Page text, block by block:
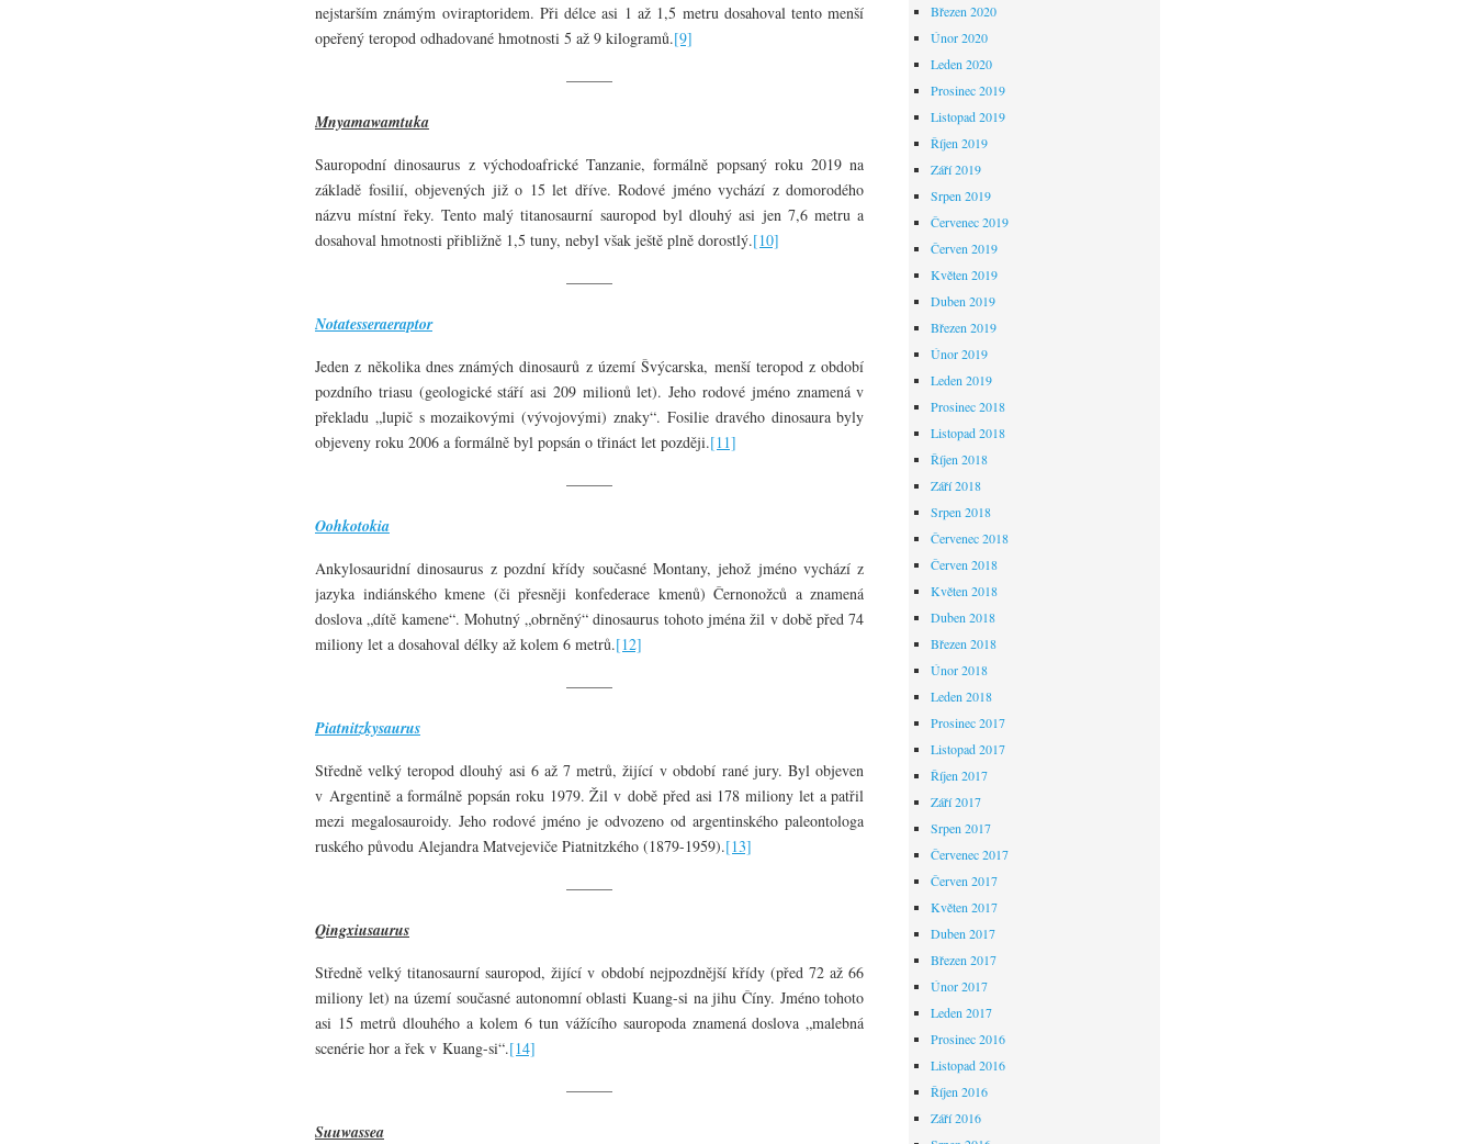
nejstarším známým oviraptoridem. Při délce asi 1 až 1,5 metru dosahoval tento menší
opeřený teropod odhadované hmotnosti 5 až 9 kilogramů.[9]
———
Mnyamawamtuka
Sauropodní dinosaurus z východoafrické Tanzanie, formálně popsaný roku 2019 na
základě fosilií, objevených již o 15 let dříve. Rodové jméno vychází z domorodého
názvu místní řeky. Tento malý titanosaurní sauropod byl dlouhý asi jen 7,6 metru a
dosahoval hmotnosti přibližně 1,5 tuny, nebyl však ještě plně dorostlý.[10]
———
Notatesseraeraptor
Jeden z několika dnes známých dinosaurů z území Švýcarska, menší teropod z období
pozdního triasu (geologické stáří asi 209 milionů let). Jeho rodové jméno znamená v
překladu „lupič s mozaikovými (vývojovými) znaky“. Fosilie dravého dinosaura byly
objeveny roku 2006 a formálně byl popsán o třináct let později.[11]
———
Oohkotokia
Ankylosauridní dinosaurus z pozdní křídy současné Montany, jehož jméno vychází z
jazyka indiánského kmene (či přesněji konfederace kmenů) Černonožců a znamená
doslova „dítě kamene“. Mohutný „obrněný“ dinosaurus tohoto jména žil v době před 74
miliony let a dosahoval délky až kolem 6 metrů.[12]
———
Piatnitzkysaurus
Středně velký teropod dlouhý asi 6 až 7 metrů, žijící v období rané jury. Byl objeven
v Argentině a formálně popsán roku 1979. Žil v době před asi 178 miliony let a patřil
mezi megalosauroidy. Jeho rodové jméno je odvozeno od argentinského paleontologa
ruského původu Alejandra Matvejeviče Piatnitzkého (1879-1959).[13]
———
Qingxiusaurus
Středně velký titanosaurní sauropod, žijící v období nejpozdnější křídy (před 72 až 66
miliony let) na území současné autonomní oblasti Kuang-si na jihu Číny. Jméno tohoto
asi 15 metrů dlouhého a kolem 6 tun vážícího sauropoda znamená doslova „malebná
scenérie hor a řek v Kuang-si“.[14]
———
Suuwassea
Březen 2020
Únor 2020
Leden 2020
Prosinec 2019
Listopad 2019
Říjen 2019
Září 2019
Srpen 2019
Červenec 2019
Červen 2019
Květen 2019
Duben 2019
Březen 2019
Únor 2019
Leden 2019
Prosinec 2018
Listopad 2018
Říjen 2018
Září 2018
Srpen 2018
Červenec 2018
Červen 2018
Květen 2018
Duben 2018
Březen 2018
Únor 2018
Leden 2018
Prosinec 2017
Listopad 2017
Říjen 2017
Září 2017
Srpen 2017
Červenec 2017
Červen 2017
Květen 2017
Duben 2017
Březen 2017
Únor 2017
Leden 2017
Prosinec 2016
Listopad 2016
Říjen 2016
Září 2016